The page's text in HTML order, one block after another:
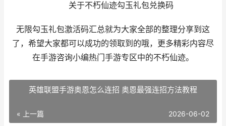
关于不朽仙迹勾玉礼包兑换码
无限勾玉礼包激活码汇总就为大家全部的整理分享到这
了，希望大家都可以成功的领取到的哦，更多精彩内容尽
在手游咨询小编热门手游专区中的不朽仙迹。
英雄联盟手游奥恩怎么连招 奥恩最强连招方法教程
« 上一篇 2026-06-02